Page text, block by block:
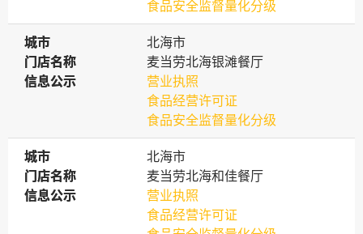
食品安全监督量化分级
城市
城市
北海市
门店名称
门店名称
麦当劳北海银滩餐厅
信息公示
信息公示
营业执照
食品经营许可证
食品安全监督量化分级
城市
城市
北海市
门店名称
门店名称
麦当劳北海和佳餐厅
信息公示
信息公示
营业执照
食品经营许可证